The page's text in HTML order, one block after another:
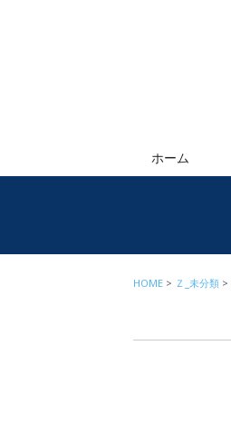
ホーム
HOME Ｚ_未分類